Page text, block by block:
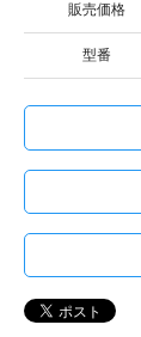
販売価格
型番